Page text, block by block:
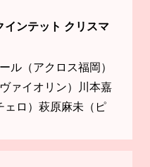
インテット クリスマ
ル（アクロス福岡）
ァイオリン）川本嘉
ェロ）萩原麻未（ピ